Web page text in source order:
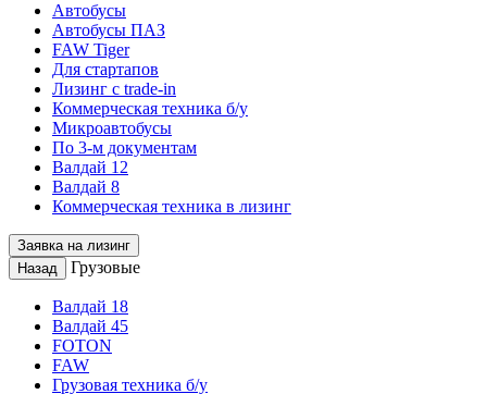
Автобусы
Автобусы ПАЗ
FAW Tiger
Для стартапов
Лизинг с trade-in
Коммерческая техника б/у
Микроавтобусы
По 3-м документам
Валдай 12
Валдай 8
Коммерческая техника в лизинг
Заявка на лизинг
Назад
Грузовые
Валдай 18
Валдай 45
FOTON
FAW
Грузовая техника б/у